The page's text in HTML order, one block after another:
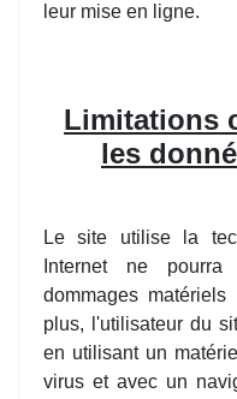
leur mise en ligne.
Limitations
les
Le site utilise la
Internet ne
dommages
plus, l'utilisateur du
en utilisant un
virus et avec un